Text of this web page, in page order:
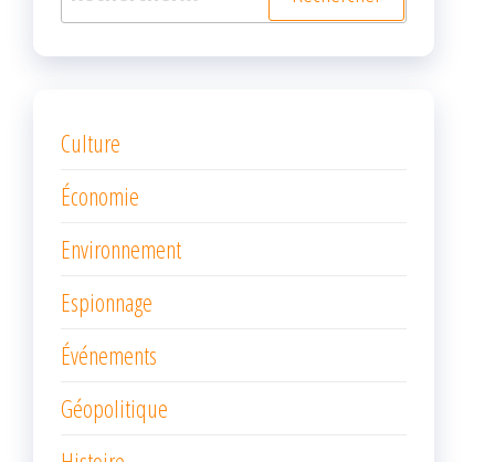
Culture
Économie
Environnement
Espionnage
Événements
Géopolitique